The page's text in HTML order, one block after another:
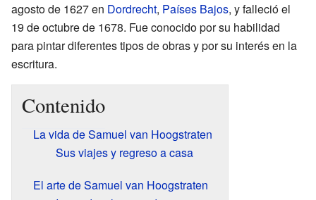
agosto de 1627 en Dordrecht, Países Bajos, y falleció el
19 de octubre de 1678. Fue conocido por su habilidad
para pintar diferentes tipos de obras y por su interés en la
escritura.
Contenido
La vida de Samuel van Hoogstraten
Sus viajes y regreso a casa
El arte de Samuel van Hoogstraten